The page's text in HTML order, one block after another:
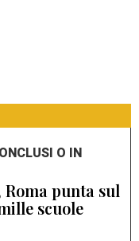
O IN
punta sul
scuole